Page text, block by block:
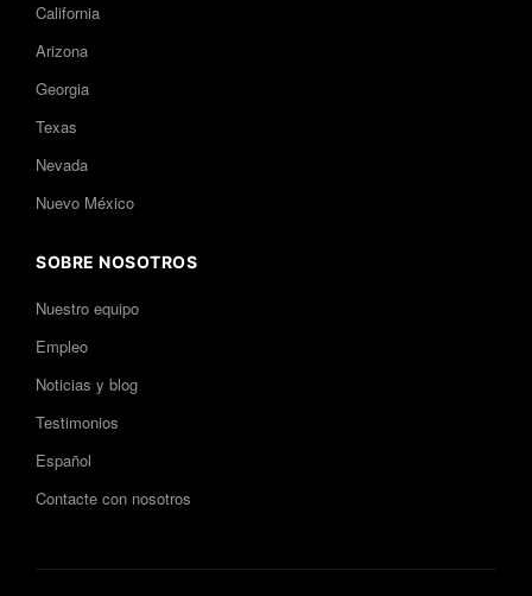
California
Arizona
Georgia
Texas
Nevada
Nuevo México
SOBRE NOSOTROS
Nuestro equipo
Empleo
Noticias y blog
Testimonios
Español
Contacte con nosotros